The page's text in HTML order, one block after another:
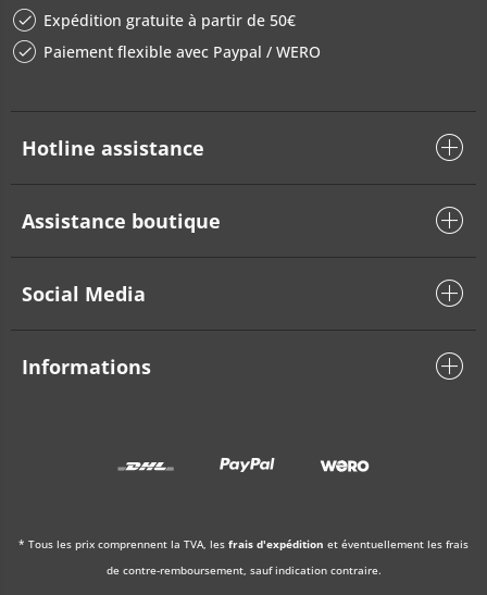
Expédition gratuite à partir de 50€
Paiement flexible avec Paypal / WERO
Hotline assistance
Assistance boutique
Social Media
Informations
* Tous les prix comprennent la TVA, les frais d'expédition et éventuellement les frais
de contre-remboursement, sauf indication contraire.